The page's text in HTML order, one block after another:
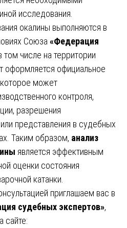
исследования.
окалины выполняются в
Союза «Федерация
том числе на территории
оформляется официальное
может
контроля,
разрешения
представления в судебных
Таким образом, анализ
является эффективным
оценки состояния
катанки.
приглашаем вас в
судебных экспертов»,
сайте: